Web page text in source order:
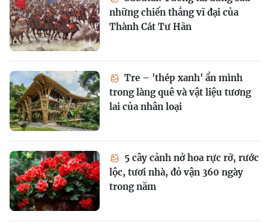
những chiến thắng vĩ đại của
Thành Cát Tư Hãn
Tre – 'thép xanh' ẩn mình
trong làng quê và vật liệu tương
lai của nhân loại
5 cây cảnh nở hoa rực rỡ, rước
lộc, tươi nhà, đỏ vận 360 ngày
trong năm